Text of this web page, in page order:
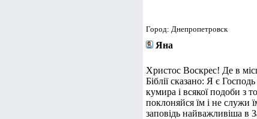
Город: Днепропетровск
Яна
Христос Воскрес! Де в
Біблії сказано: Я є
кумира і всякої подоби з
поклоняйся їм і не служи
заповідь найважливіша в